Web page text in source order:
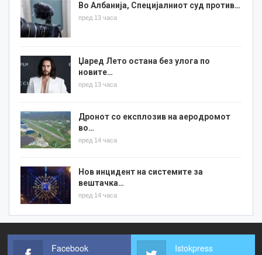
Во Албанија, Специјалниот суд против…
пред 13 часа
Џаред Лето остана без улога по
новите…
пред 13 часа
Дронот со експлозив на аеродромот
во…
пред 14 часа
Нов инцидент на системите за
вештачка…
пред 14 часа
Facebook Istokpress